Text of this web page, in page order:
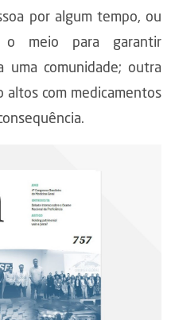
por algum tempo, ou
o meio para garantir
uma comunidade; outra
altos com medicamentos